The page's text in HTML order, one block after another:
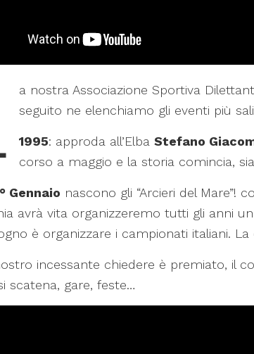
a nostra Associazione Sportiva
seguito ne elenchiamo gli eventi più
1995: approda all’ElbaStefano
corso a maggio e la storia comincia,
Gennaio nascono gli “Arcieri del Mare”!
avrà vita organizzeremo tutti gli anni
è organizzare i campionati italiani. La
incessante chiedere è premiato, il
scatena, gare, feste…